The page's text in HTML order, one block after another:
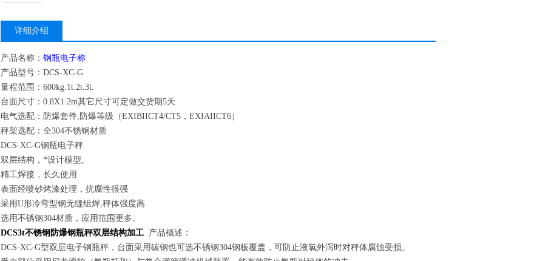
详细介绍
产品名称： 钢瓶电子称
产品型号：DCS-XC-G
量程范围：600kg.1t.2t.3t.
台面尺寸：0.8X1.2m其它尺寸可定做交货期5天
电气选配：防爆套件,防爆等级（EXIBIICT4/CT5，EXIAIICT6）
秤架选配：全304不锈钢材质
DCS-XC-G钢瓶电子秤
双层结构，*设计模型,
精工焊接，长久使用
表面经喷砂烤漆处理，抗腐性很强
采用U形冷弯型钢无缝组焊,秤体强度高
选用不锈钢304材质，应用范围更多。
DCS3t不锈钢防爆钢瓶秤双层结构加工 产品概述：
DCS-XC-G型双层电子钢瓶秤，台面采用碳钢也可选不锈钢304钢板覆盖，可防止液氯外泻时对秤体腐蚀受损。